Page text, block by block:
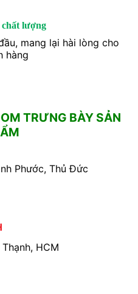
chất lượng
mang lại hài lòng cho
hàng
TRƯNG BÀY SẢN
Phước, Thủ Đức
HCM